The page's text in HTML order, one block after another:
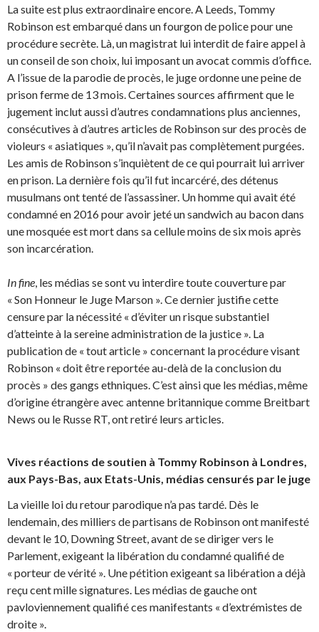
La suite est plus extraordinaire encore. A Leeds, Tommy
Robinson est embarqué dans un fourgon de police pour une
procédure secrète. Là, un magistrat lui interdit de faire appel à
un conseil de son choix, lui imposant un avocat commis d’office.
A l’issue de la parodie de procès, le juge ordonne une peine de
prison ferme de 13 mois. Certaines sources affirment que le
jugement inclut aussi d’autres condamnations plus anciennes,
consécutives à d’autres articles de Robinson sur des procès de
violeurs « asiatiques », qu’il n’avait pas complètement purgées.
Les amis de Robinson s’inquiètent de ce qui pourrait lui arriver
en prison. La dernière fois qu’il fut incarcéré, des détenus
musulmans ont tenté de l’assassiner. Un homme qui avait été
condamné en 2016 pour avoir jeté un sandwich au bacon dans
une mosquée est mort dans sa cellule moins de six mois après
son incarcération.
In fine, les médias se sont vu interdire toute couverture par
« Son Honneur le Juge Marson ». Ce dernier justifie cette
censure par la nécessité « d’éviter un risque substantiel
d’atteinte à la sereine administration de la justice ». La
publication de « tout article » concernant la procédure visant
Robinson « doit être reportée au-delà de la conclusion du
procès » des gangs ethniques. C’est ainsi que les médias, même
d’origine étrangère avec antenne britannique comme Breitbart
News ou le Russe RT, ont retiré leurs articles.
Vives réactions de soutien à Tommy Robinson à Londres,
aux Pays-Bas, aux Etats-Unis, médias censurés par le juge
La vieille loi du retour parodique n’a pas tardé. Dès le
lendemain, des milliers de partisans de Robinson ont manifesté
devant le 10, Downing Street, avant de se diriger vers le
Parlement, exigeant la libération du condamné qualifié de
« porteur de vérité ». Une pétition exigeant sa libération a déjà
reçu cent mille signatures. Les médias de gauche ont
pavloviennement qualifié ces manifestants « d’extrémistes de
droite ».